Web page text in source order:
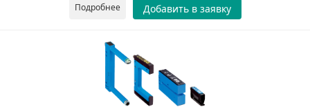
Подробнее Добавить в заявку